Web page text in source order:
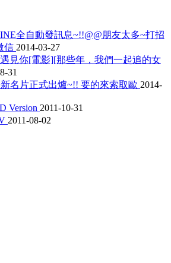
全自動發訊息~!!@@朋友太多~打招
信 2014-03-27
見你[電影][那些年，我們一起追的女
31
名片正式出爐~!! 要的來索取歐 2014-
Version 2011-10-31
2011-08-02